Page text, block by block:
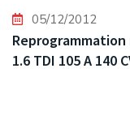
05/12/2012
Reprogrammation
1.6 TDI 105 A 140